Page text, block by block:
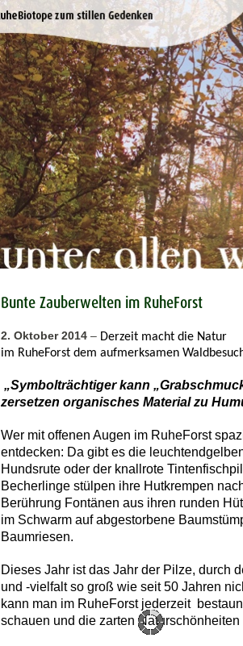
Bunte Zauberwelten im RuheForst
2. Oktober 2014 – Derzeit macht die Natur
im RuheForst dem aufmerksamen
„Symbolträchtiger kann
zersetzen organisches Material zu
Wer mit offenen Augen im RuheForst
entdecken: Da gibt es die
Hundsrute oder der knallrote
Becherlinge stülpen ihre Hutkrempen
Berührung Fontänen aus ihren runden
im Schwarm auf abgestorbene
Baumriesen.
Dieses Jahr ist das Jahr der Pilze, durch
und -vielfalt so groß wie seit 50 Jahren
kann man im RuheForst jederzeit
schauen und die zarten Naturschönheiten